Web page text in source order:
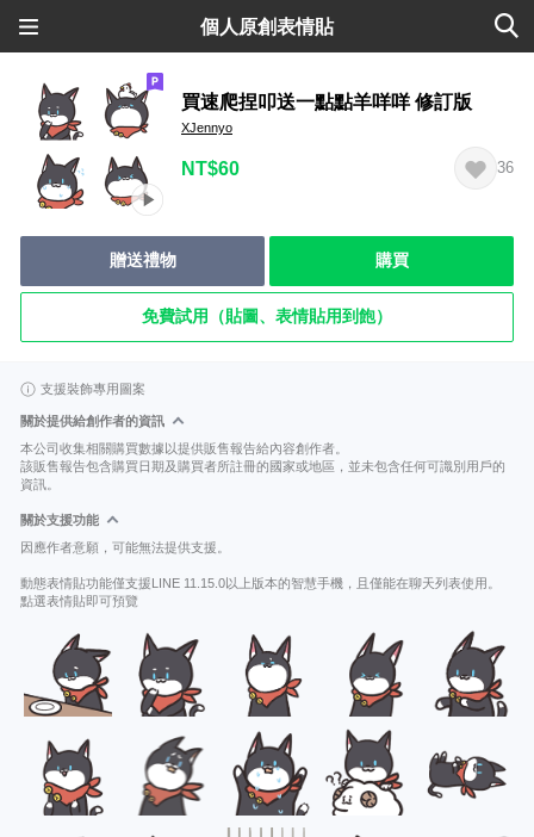
個人原創表情貼
買速爬捏叩送一點點羊咩咩 修訂版
XJennyo
NT$60 36
贈送禮物 購買
免費試用（貼圖、表情貼用到飽）
支援裝飾專用圖案
關於提供給創作者的資訊
本公司收集相關購買數據以提供販售報告給內容創作者。
該販售報告包含購買日期及購買者所註冊的國家或地區，並未包含任何可識別用戶的
資訊。
關於支援功能
因應作者意願，可能無法提供支援。
動態表情貼功能僅支援LINE 11.15.0以上版本的智慧手機，且僅能在聊天列表使用。
點選表情貼即可預覽